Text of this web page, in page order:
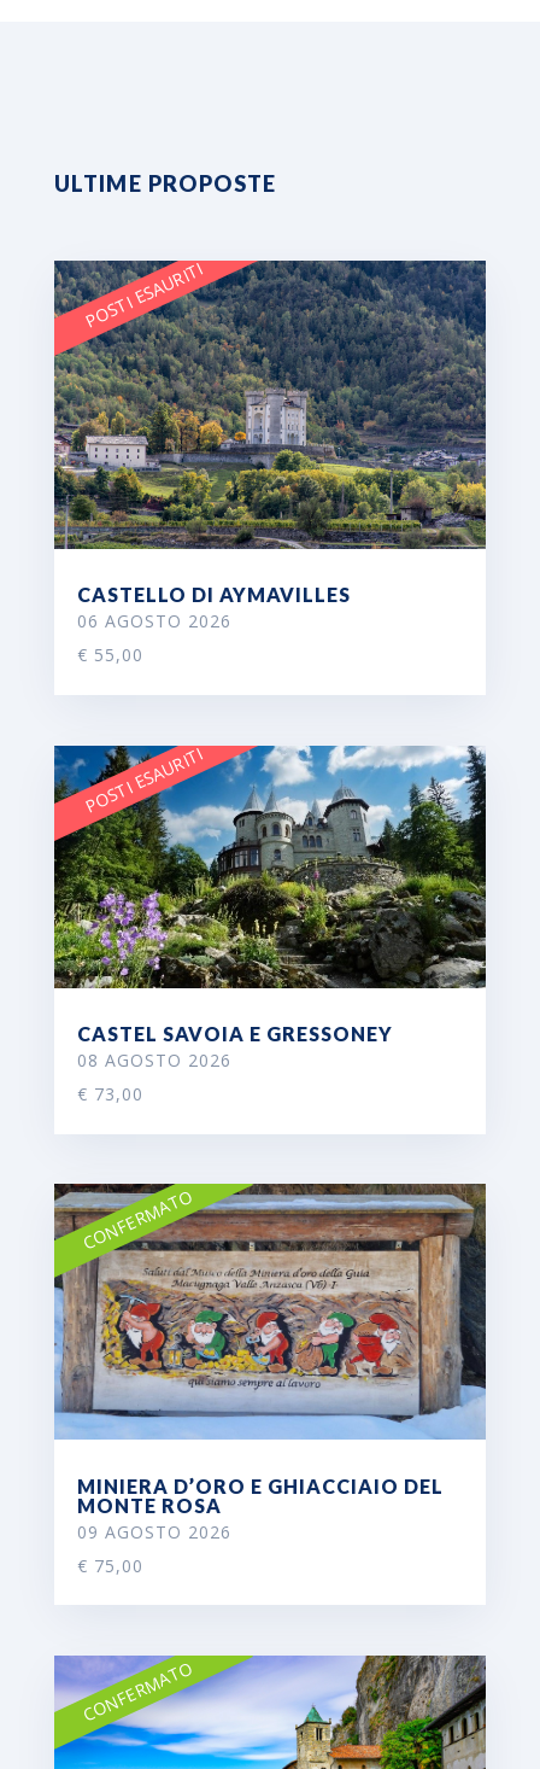
ULTIME PROPOSTE
CASTELLO DI AYMAVILLES
06 AGOSTO 2026
€ 55,00
POSTI ESAURITI
CASTEL SAVOIA E GRESSONEY
08 AGOSTO 2026
€ 73,00
POSTI ESAURITI
MINIERA D’ORO E GHIACCIAIO DEL
MONTE ROSA
09 AGOSTO 2026
€ 75,00
CONFERMATO
CONFERMATO